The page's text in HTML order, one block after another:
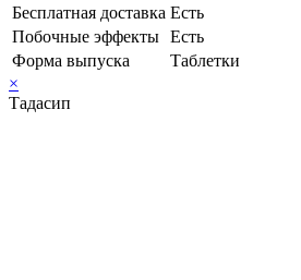
Бесплатная доставка Есть
Побочные эффекты Есть
Форма выпуска
Таблетки
×
Тадасип